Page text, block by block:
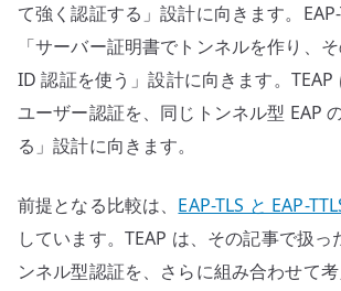
て強く認証する」設計に向きます。
「サーバー証明書でトンネルを作り、
ID 認証を使う」設計に向きます。TEAP
ユーザー認証を、同じトンネル型 EAP
る」設計に向きます。
前提となる比較は、 EAP-TLS と EAP-
しています。TEAP は、その記事で扱っ
ンネル型認証を、さらに組み合わせて